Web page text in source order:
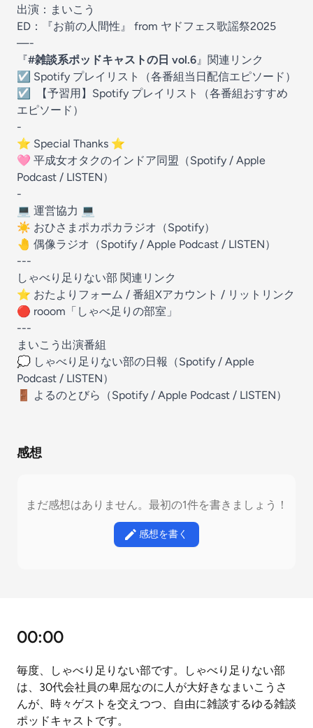
出演：まいこう
ED：『お前の人間性』 from ヤドフェス歌謡祭2025
—-
『#雑談系ポッドキャストの日 vol.6』関連リンク
☑️ ⁠⁠ ⁠⁠⁠Spotify プレイリスト⁠⁠⁠
⁠⁠⁠⁠⁠⁠（各番組当日配信エピソード）
☑️ ⁠⁠⁠⁠⁠⁠
⁠⁠⁠【予習用】Spotify プレイリスト⁠⁠⁠
⁠⁠⁠⁠⁠⁠⁠（各番組おすすめ
エピソード）
-
⭐️ Special Thanks ⭐️
🩷 平成女オタクのインドア同盟（⁠⁠⁠⁠⁠⁠⁠⁠⁠⁠⁠⁠Spotify⁠⁠⁠⁠⁠⁠⁠⁠⁠⁠⁠ ⁠⁠⁠⁠⁠⁠⁠⁠⁠⁠⁠⁠⁠⁠⁠⁠⁠⁠⁠⁠⁠⁠ / ⁠⁠⁠⁠ ⁠⁠⁠⁠⁠⁠⁠⁠⁠⁠⁠Apple
Podcast⁠⁠⁠⁠⁠⁠⁠⁠⁠⁠⁠⁠⁠⁠⁠⁠⁠⁠⁠⁠⁠⁠⁠⁠⁠⁠⁠⁠⁠⁠⁠⁠ / ⁠⁠⁠⁠⁠LISTEN⁠⁠⁠⁠⁠）
-
💻 運営協力 💻
☀️ おひさまポカポカラジオ（⁠⁠⁠⁠⁠⁠⁠⁠⁠⁠⁠⁠Spotify⁠⁠⁠⁠⁠⁠⁠⁠⁠⁠⁠⁠⁠⁠⁠⁠⁠⁠⁠⁠⁠⁠⁠⁠⁠⁠⁠⁠⁠⁠⁠⁠⁠）
🤚 偶像ラジオ（⁠⁠⁠⁠⁠⁠⁠⁠⁠⁠⁠⁠Spotify⁠⁠⁠⁠⁠⁠⁠⁠⁠⁠⁠ ⁠⁠⁠⁠⁠⁠⁠⁠⁠⁠⁠⁠⁠⁠⁠⁠⁠⁠⁠⁠⁠⁠ / ⁠⁠⁠⁠ ⁠⁠⁠⁠⁠⁠⁠⁠⁠⁠⁠Apple Podcast⁠⁠⁠⁠⁠⁠⁠⁠⁠⁠⁠⁠⁠⁠⁠⁠⁠⁠⁠⁠⁠⁠⁠⁠⁠⁠⁠⁠⁠⁠⁠⁠ / ⁠⁠⁠⁠⁠LISTEN⁠⁠⁠⁠⁠）
---
しゃべり足りない部 関連リンク
⭐️ ⁠ ⁠⁠⁠⁠⁠⁠⁠⁠⁠⁠⁠⁠⁠⁠⁠⁠⁠⁠⁠⁠⁠⁠⁠⁠⁠⁠⁠⁠⁠⁠⁠⁠⁠おたよりフォーム⁠⁠⁠⁠⁠⁠⁠⁠⁠⁠⁠⁠⁠⁠⁠⁠⁠⁠⁠⁠⁠⁠⁠⁠⁠⁠⁠⁠⁠⁠⁠⁠⁠ ⁠ / ⁠ ⁠⁠⁠⁠⁠⁠⁠⁠⁠⁠⁠⁠⁠⁠⁠⁠⁠⁠⁠⁠⁠⁠⁠⁠⁠⁠⁠⁠⁠⁠⁠⁠⁠番組Xアカウント⁠⁠⁠⁠⁠⁠⁠⁠⁠⁠⁠⁠⁠⁠⁠⁠⁠⁠⁠⁠⁠⁠⁠⁠⁠⁠⁠⁠⁠⁠⁠⁠⁠ ⁠ / ⁠ ⁠⁠⁠⁠⁠⁠⁠⁠⁠⁠⁠⁠⁠⁠⁠⁠⁠⁠⁠⁠⁠⁠⁠⁠⁠⁠⁠⁠⁠⁠⁠⁠⁠リットリンク⁠⁠⁠⁠⁠⁠⁠⁠⁠⁠⁠⁠⁠⁠⁠⁠⁠⁠⁠⁠⁠⁠⁠⁠⁠⁠⁠⁠⁠⁠⁠⁠⁠⁠
🔴 rooom「 ⁠⁠⁠⁠⁠⁠⁠⁠しゃべ足りの部室⁠⁠⁠⁠⁠⁠⁠⁠ 」
---
まいこう出演番組
💭 しゃべり足りない部の日報（⁠⁠⁠⁠⁠⁠⁠⁠⁠⁠⁠⁠⁠⁠⁠⁠⁠⁠⁠⁠⁠⁠⁠⁠⁠Spotify⁠⁠⁠⁠⁠⁠⁠⁠⁠⁠⁠⁠⁠⁠⁠⁠⁠⁠⁠⁠⁠⁠⁠⁠⁠ / ⁠⁠⁠⁠⁠⁠⁠⁠⁠⁠⁠⁠⁠⁠⁠⁠⁠⁠⁠⁠⁠⁠⁠⁠Apple
Podcast⁠⁠⁠⁠⁠⁠⁠⁠⁠⁠⁠⁠⁠⁠⁠⁠⁠⁠⁠⁠⁠⁠⁠⁠⁠ / ⁠⁠⁠⁠⁠LISTEN⁠⁠⁠⁠⁠）
🚪 よるのとびら（⁠⁠⁠⁠⁠⁠⁠⁠⁠⁠⁠⁠⁠⁠⁠⁠⁠⁠⁠⁠⁠⁠⁠⁠⁠⁠⁠⁠⁠⁠⁠⁠⁠Spotify⁠⁠⁠⁠⁠⁠⁠⁠⁠⁠⁠⁠⁠⁠⁠⁠⁠⁠⁠⁠⁠⁠⁠⁠⁠⁠⁠⁠⁠⁠⁠⁠⁠ / ⁠⁠⁠⁠⁠Apple Podcast⁠⁠⁠⁠⁠⁠⁠⁠⁠⁠⁠⁠⁠⁠⁠⁠⁠⁠⁠⁠⁠⁠⁠⁠⁠⁠⁠⁠⁠⁠⁠⁠⁠ / ⁠⁠⁠⁠⁠LISTEN⁠⁠⁠⁠⁠）
感想
まだ感想はありません。最初の1件を書きましょう！
感想を書く
00:00
毎度、しゃべり足りない部です。しゃべり足りない部
は、30代会社員の卑屈なのに人が大好きなまいこうさ
んが、時々ゲストを交えつつ、自由に雑談するゆる雑談
ポッドキャストです。